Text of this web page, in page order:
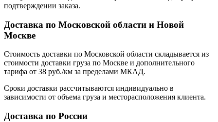
подтверждении заказа.
Доставка по Московской области и Новой
Москве
Стоимость доставки по Московской области складывается из
стоимости доставки груза по Москве и дополнительного
тарифа от 38 руб./км за пределами МКАД.
Сроки доставки рассчитываются индивидуально в
зависимости от объема груза и месторасположения клиента.
Доставка по России